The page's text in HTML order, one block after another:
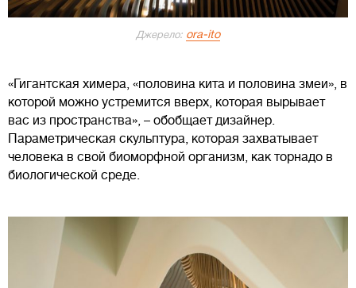
Джерело: ora-ito
«Гигантская химера, «половина кита и половина змеи», в
которой можно устремится вверх, которая вырывает
вас из пространства», – обобщает дизайнер.
Параметрическая скульптура, которая захватывает
человека в свой биоморфной организм, как торнадо в
биологической среде.